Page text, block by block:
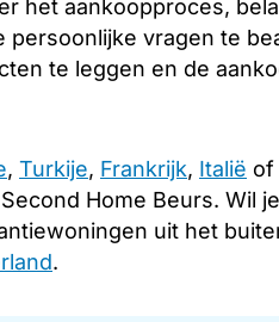
het aankoopproces,
persoonlijke vragen te
te leggen en de
, Turkije, Frankrijk, Italië of
Home Beurs. Wil
uit het
.